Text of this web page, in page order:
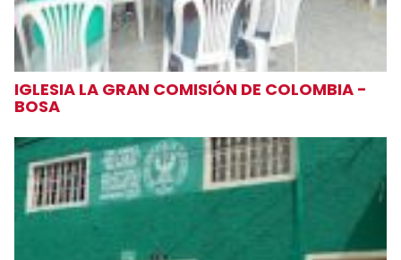
IGLESIA LA GRAN COMISIÓN DE COLOMBIA -
BOSA